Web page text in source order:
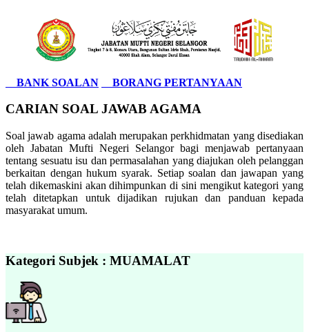
BANK SOALAN BORANG PERTANYAAN
CARIAN SOAL JAWAB AGAMA
Soal jawab agama adalah merupakan perkhidmatan yang disediakan
oleh Jabatan Mufti Negeri Selangor bagi menjawab pertanyaan
tentang sesuatu isu dan permasalahan yang diajukan oleh pelanggan
berkaitan dengan hukum syarak. Setiap soalan dan jawapan yang
telah dikemaskini akan dihimpunkan di sini mengikut kategori yang
telah ditetapkan untuk dijadikan rujukan dan panduan kepada
masyarakat umum.
Kategori Subjek : MUAMALAT